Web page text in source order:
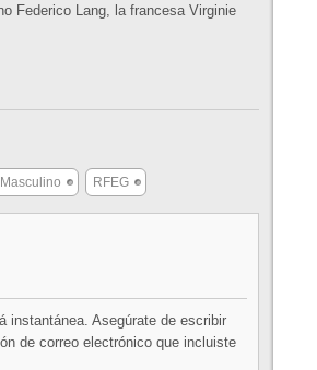
Federico Lang, la francesa Virginie
RFEG
instantánea. Asegúrate de escribir
de correo electrónico que incluiste